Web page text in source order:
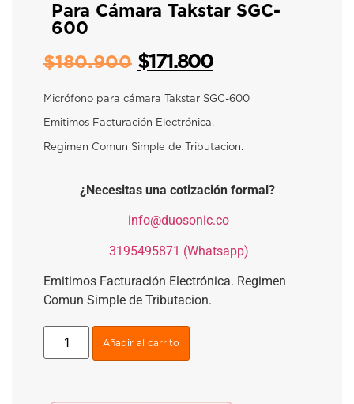
Para Cámara Takstar SGC-
600
$180.900 $171.800
Micrófono para cámara Takstar SGC-600
Emitimos Facturación Electrónica.
Regimen Comun Simple de Tributacion.
¿Necesitas una cotización formal?
info@duosonic.co
3195495871 (Whatsapp)
Emitimos Facturación Electrónica. Regimen
Comun Simple de Tributacion.
Añadir al carrito